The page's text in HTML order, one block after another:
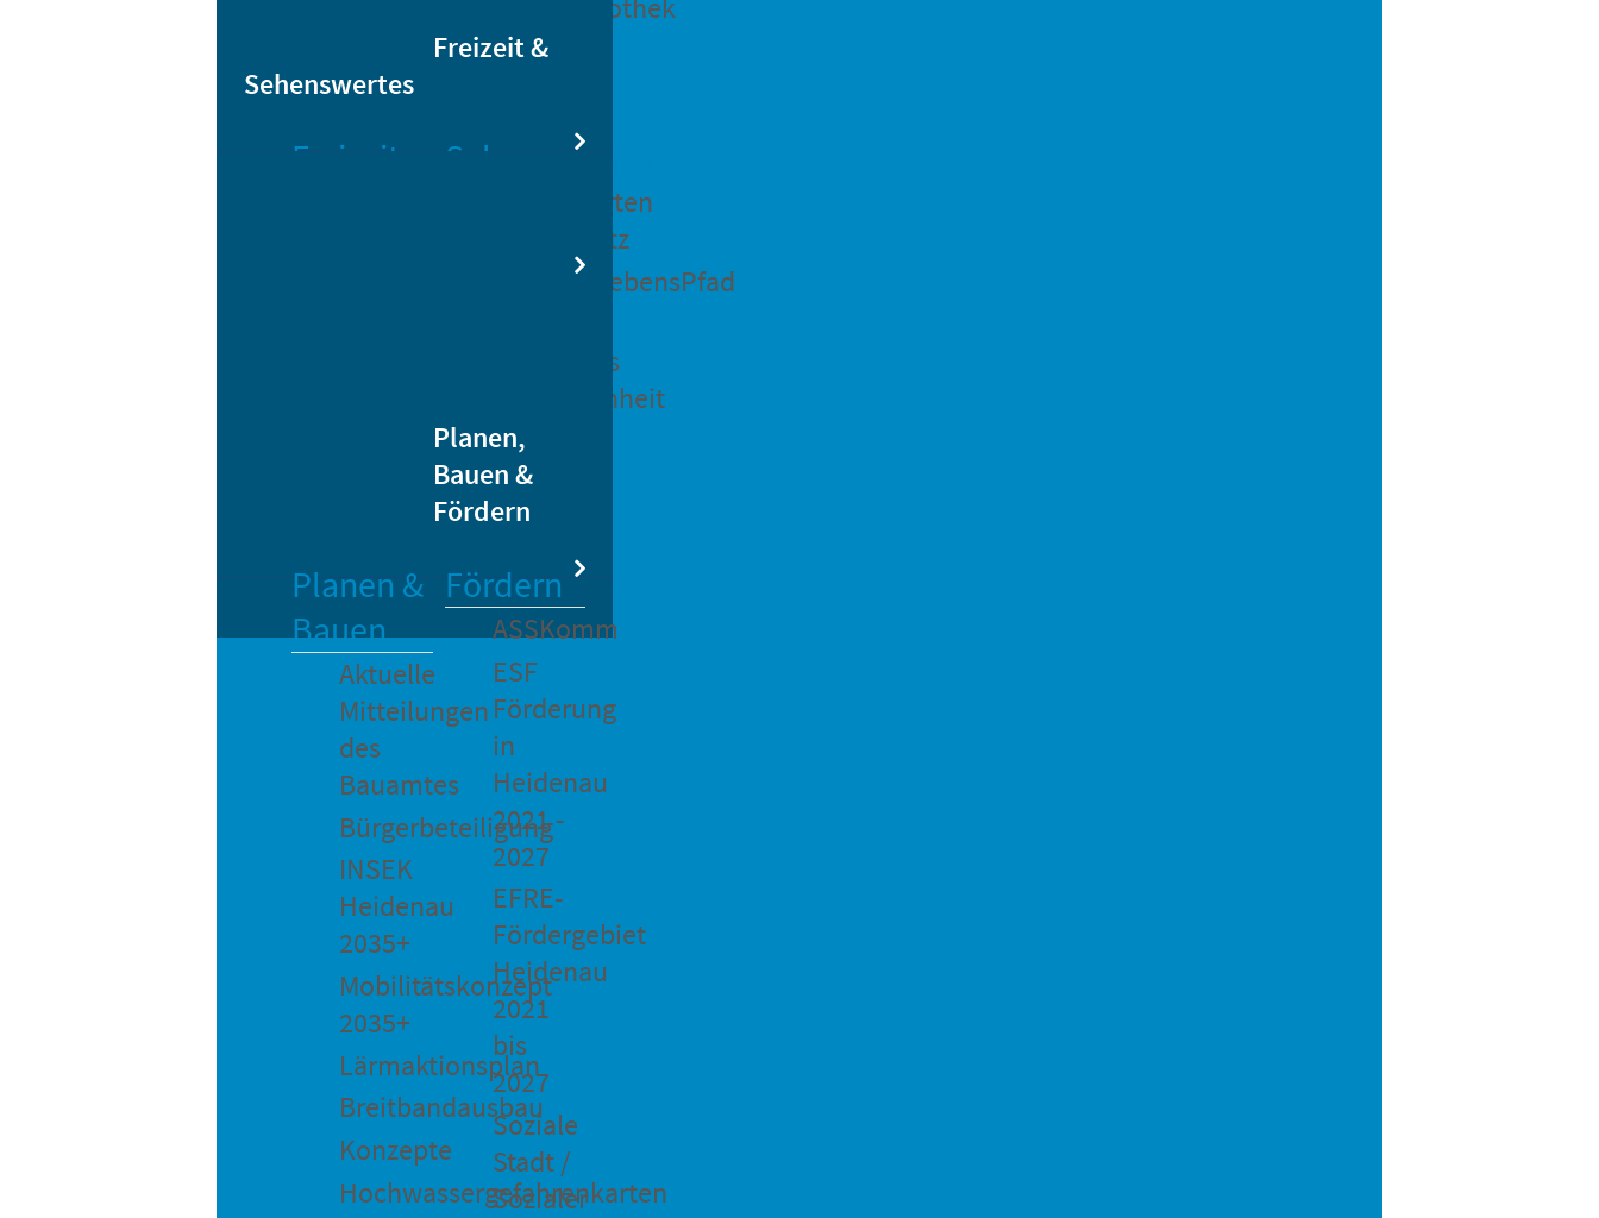
Bikesharing
Stadtbibliothek
Freizeit &
Sehenswertes
Freizeit
Heidenauer
Musiknacht
Sehenswertes
Barockgarten
Großsedlitz
MärchenLebensPfad
Heidenaus
Vergangenheit
Planen,
Bauen &
Fördern
Planen &
Bauen
Aktuelle
Mitteilungen
des
Bauamtes
Bürgerbeteiligung
INSEK
Heidenau
2035+
Mobilitätskonzept
2035+
Lärmaktionsplan
Breitbandausbau
Konzepte
Hochwassergefahrenkarten
Fördern
ASSKomm
ESF
Förderung
in
Heidenau
2021 -
2027
EFRE-
Fördergebiet
Heidenau
2021
bis
2027
Soziale
Stadt /
Sozialer